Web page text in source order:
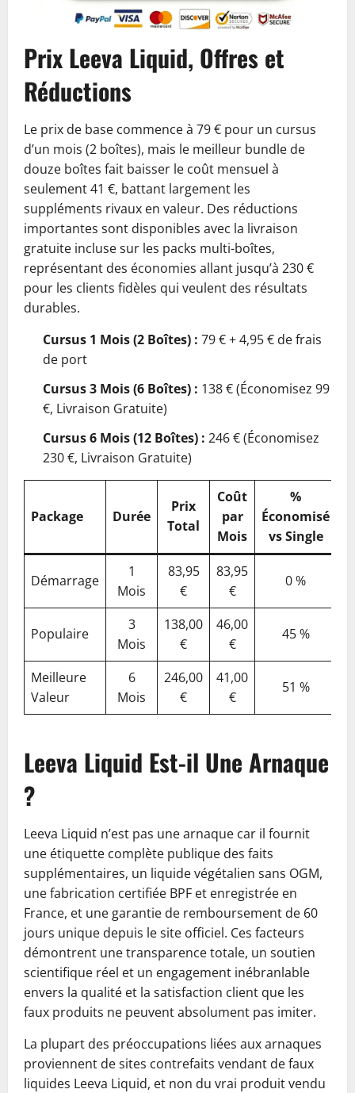
Prix Leeva Liquid, Offres et
Réductions
Le prix de base commence à 79 € pour un cursus
d’un mois (2 boîtes), mais le meilleur bundle de
douze boîtes fait baisser le coût mensuel à
seulement 41 €, battant largement les
suppléments rivaux en valeur. Des réductions
importantes sont disponibles avec la livraison
gratuite incluse sur les packs multi-boîtes,
représentant des économies allant jusqu’à 230 €
pour les clients fidèles qui veulent des résultats
durables.
Cursus 1 Mois (2 Boîtes) : 79 € + 4,95 € de frais
de port
Cursus 3 Mois (6 Boîtes) : 138 € (Économisez 99
€, Livraison Gratuite)
Cursus 6 Mois (12 Boîtes) : 246 € (Économisez
230 €, Livraison Gratuite)
Package Durée
Prix
Total
Coût
par
Mois
%
Économisé
vs Single
Démarrage
1
Mois
83,95
€
83,95
€
0 %
Populaire
3
Mois
138,00
€
46,00
€
45 %
Meilleure
Valeur
6
Mois
246,00
€
41,00
€
51 %
Leeva Liquid Est-il Une Arnaque
?
Leeva Liquid n’est pas une arnaque car il fournit
une étiquette complète publique des faits
supplémentaires, un liquide végétalien sans OGM,
une fabrication certifiée BPF et enregistrée en
France, et une garantie de remboursement de 60
jours unique depuis le site officiel. Ces facteurs
démontrent une transparence totale, un soutien
scientifique réel et un engagement inébranlable
envers la qualité et la satisfaction client que les
faux produits ne peuvent absolument pas imiter.
La plupart des préoccupations liées aux arnaques
proviennent de sites contrefaits vendant de faux
liquides Leeva Liquid, et non du vrai produit vendu